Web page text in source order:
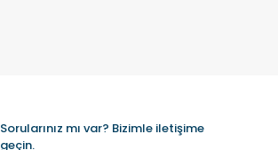
Sorularınız mı var? Bizimle iletişime
geçin.